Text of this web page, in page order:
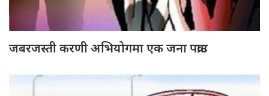
जबरजस्ती करणी अभियोगमा एक जना पक्राउ